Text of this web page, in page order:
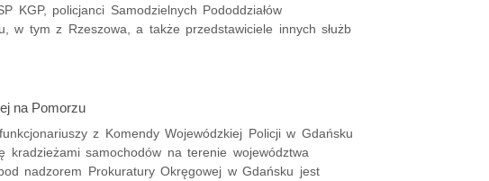
KGP, policjanci Samodzielnych Pododdziałów
w tym z Rzeszowa, a także przedstawiciele innych służb
na Pomorzu
z Komendy Wojewódzkiej Policji w Gdańsku
kradzieżami samochodów na terenie województwa
nadzorem Prokuratury Okręgowej w Gdańsku jest